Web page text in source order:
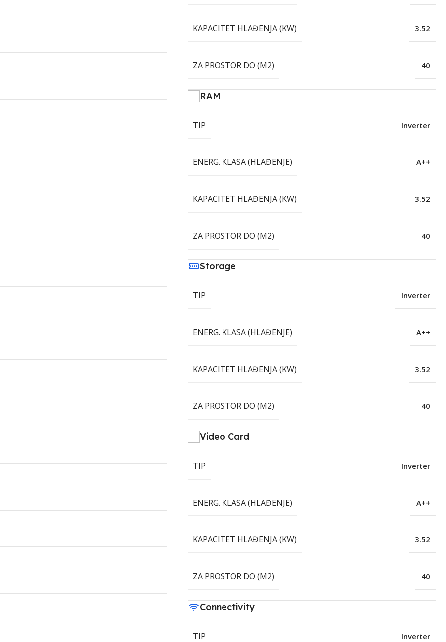
KAPACITET HLAĐENJA (KW) 3.52
ZA PROSTOR DO (M2) 40
RAM
TIP Inverter
ENERG. KLASA (HLAĐENJE) A++
KAPACITET HLAĐENJA (KW) 3.52
ZA PROSTOR DO (M2) 40
Storage
TIP Inverter
ENERG. KLASA (HLAĐENJE) A++
KAPACITET HLAĐENJA (KW) 3.52
ZA PROSTOR DO (M2) 40
Video Card
TIP Inverter
ENERG. KLASA (HLAĐENJE) A++
KAPACITET HLAĐENJA (KW) 3.52
ZA PROSTOR DO (M2) 40
Connectivity
TIP Inverter